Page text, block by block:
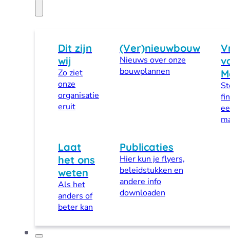
Dit zijn
wij
Zo ziet
onze
organisatie
eruit
(Ver)nieuwbouw
Nieuws over onze
bouwplannen
Laat
het ons
weten
Als het
anders of
beter kan
Publicaties
Hier kun je flyers,
beleidstukken en
andere info
downloaden